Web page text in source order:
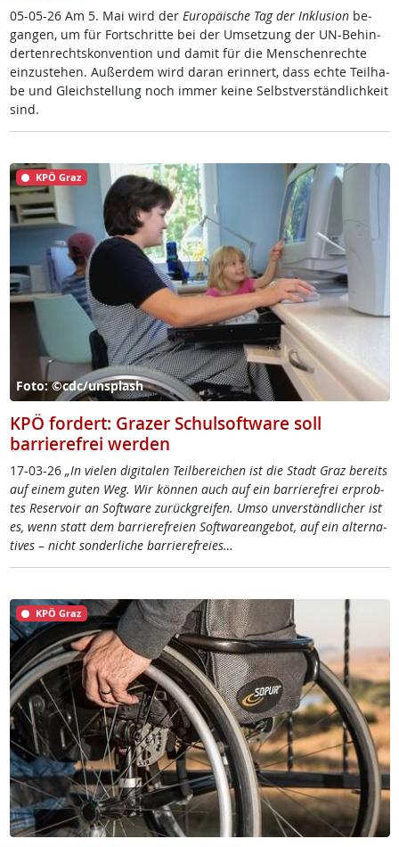
05-05-26 Am 5. Mai wird der Eu­ro­päi­sche Tag der In­k­lu­si­onbe­
gan­gen, um für Fort­schrit­te bei der Um­set­zung der UN-Be­hin­
der­ten­rechts­kon­ven­ti­on und da­mit für die Men­schen­rech­te
ein­zu­ste­hen. Au­ßer­dem wird da­ran er­in­nert, dass ech­te Teil­ha­
be und Gleich­stel­lung noch im­mer kei­ne Selbst­ver­ständ­lich­keit
sind.
KPÖ Graz
Foto: ©cdc/unsplash
KPÖ fordert: Grazer Schulsoftware soll
barrierefrei werden
17-03-26 „In vie­len di­gi­ta­len Teil­be­rei­chen ist die Stadt Graz be­reits
auf ei­nem gu­ten Weg. Wir kön­nen auch auf ein bar­rie­re­f­rei er­prob­
tes Re­ser­voir an Soft­wa­re zu­rück­g­rei­fen. Um­so un­ver­ständ­li­cher ist
es, wenn statt dem bar­rie­re­f­rei­en Soft­wa­re­an­ge­bot, auf ein al­ter­na­
ti­ves – nicht son­der­li­che bar­rie­re­f­rei­es…
KPÖ Graz